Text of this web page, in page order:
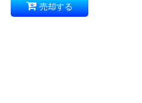
売却する